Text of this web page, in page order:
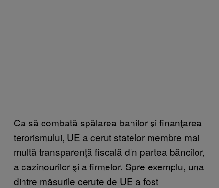
Ca să combată spălarea banilor şi finanţarea
terorismului, UE a cerut statelor membre mai
multă transparență fiscală din partea băncilor,
a cazinourilor şi a firmelor. Spre exemplu, una
dintre măsurile cerute de UE a fost